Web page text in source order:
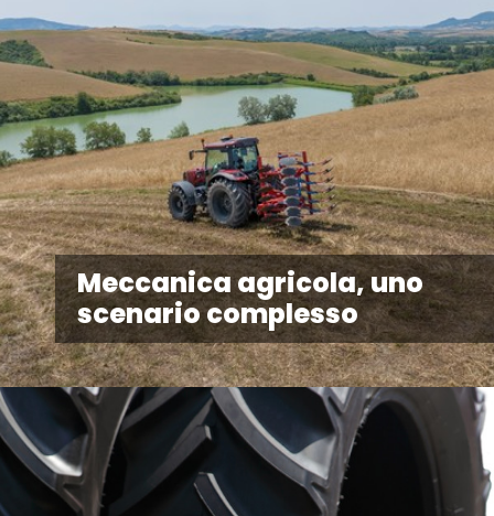
Meccanica agricola, uno
scenario complesso